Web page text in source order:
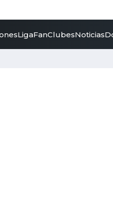
LigaFanClubesNoticias